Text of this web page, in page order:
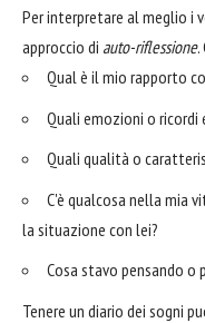
Per interpretare al meglio i
approccio di auto-riflessione.
Qual è il mio rapporto
Quali emozioni o ricordi
Quali qualità o
C'è qualcosa nella mia
la situazione con lei?
Cosa stavo pensando o
Tenere un diario dei sogni